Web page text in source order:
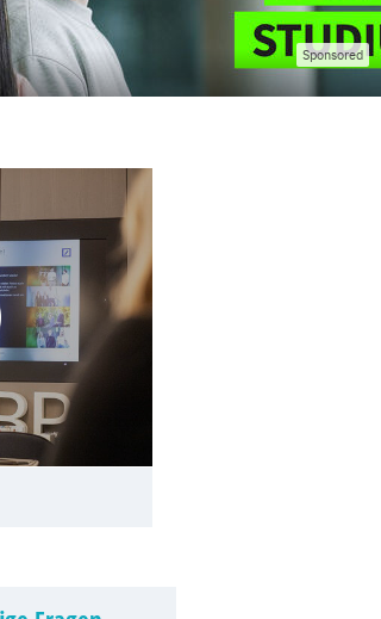
Sponsored